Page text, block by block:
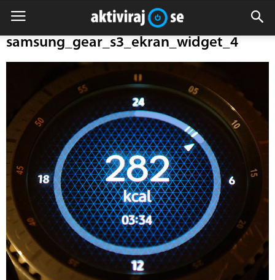
samsung_gear_s3_ekran_widget_4